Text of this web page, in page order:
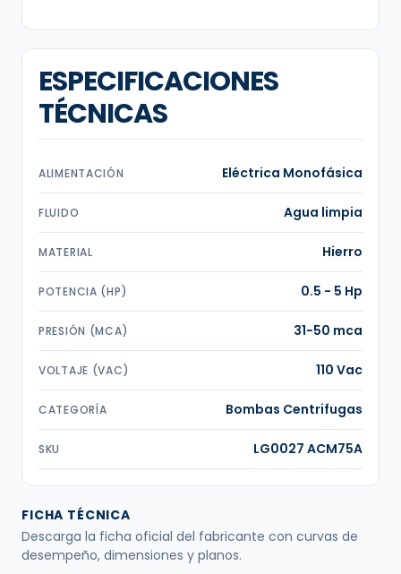
ESPECIFICACIONES
TÉCNICAS
ALIMENTACIÓN Eléctrica Monofásica
FLUIDO Agua limpia
MATERIAL Hierro
POTENCIA (HP) 0.5 - 5 Hp
PRESIÓN (MCA) 31-50 mca
VOLTAJE (VAC) 110 Vac
CATEGORÍA Bombas Centrifugas
SKU LG0027 ACM75A
FICHA TÉCNICA
Descarga la ficha oficial del fabricante con curvas de
desempeño, dimensiones y planos.